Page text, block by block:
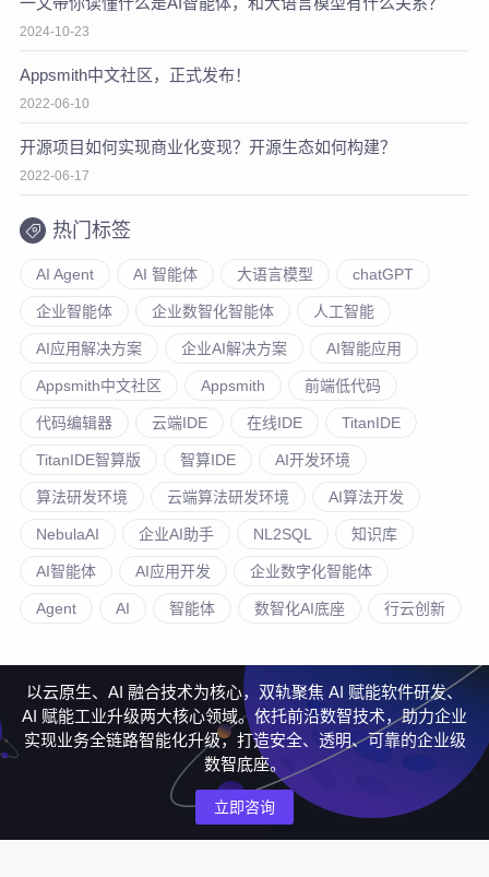
2024-10-23
Appsmith中文社区，正式发布！
2022-06-10
开源项目如何实现商业化变现？开源生态如何构建？
2022-06-17
热门标签
AI Agent AI 智能体 大语言模型 chatGPT
企业智能体 企业数智化智能体 人工智能
AI应用解决方案 企业AI解决方案 AI智能应用
Appsmith中文社区 Appsmith 前端低代码
代码编辑器 云端IDE 在线IDE TitanIDE
TitanIDE智算版 智算IDE AI开发环境
算法研发环境 云端算法研发环境 AI算法开发
NebulaAI 企业AI助手 NL2SQL 知识库
AI智能体 AI应用开发 企业数字化智能体
Agent AI 智能体 数智化AI底座 行云创新
以云原生、AI 融合技术为核心，双轨聚焦 AI 赋能软件研发、
AI 赋能工业升级两大核心领域。依托前沿数智技术，助力企业
实现业务全链路智能化升级，打造安全、透明、可靠的企业级
数智底座。
立即咨询